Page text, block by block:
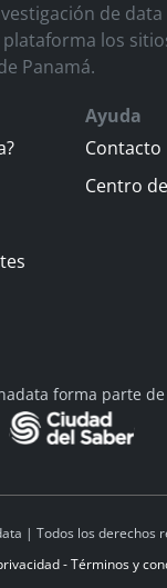
de
los
Panamá.
Ayuda
Contacto
Centro
forma parte de
| Todos los derechos
- Términos y